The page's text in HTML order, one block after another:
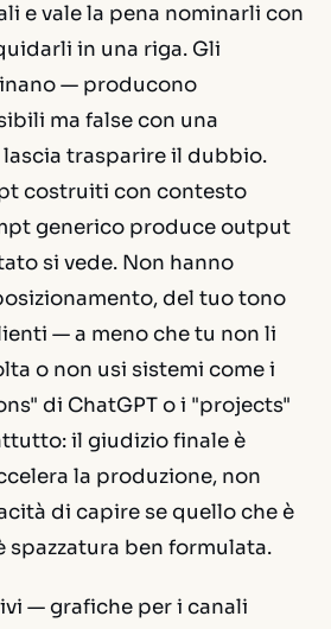
e vale la pena nominarli con
in una riga. Gli
— producono
ma false con una
lascia trasparire il dubbio.
costruiti con contesto
generico produce output
si vede. Non hanno
del tuo tono
— a meno che tu non li
o non usi sistemi come i
di ChatGPT o i "projects"
il giudizio finale è
la produzione, non
di capire se quello che è
spazzatura ben formulata.
— grafiche per i canali